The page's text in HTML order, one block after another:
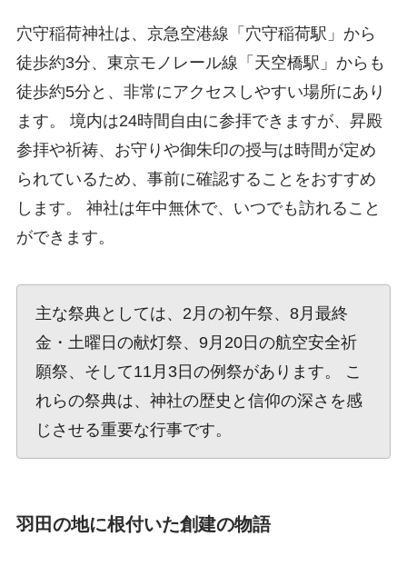
穴守稲荷神社は、京急空港線「穴守稲荷駅」から
徒歩約3分、東京モノレール線「天空橋駅」からも
徒歩約5分と、非常にアクセスしやすい場所にあり
ます。 境内は24時間自由に参拝できますが、昇殿
参拝や祈祷、お守りや御朱印の授与は時間が定め
られているため、事前に確認することをおすすめ
します。 神社は年中無休で、いつでも訪れること
ができます。
主な祭典としては、2月の初午祭、8月最終
金・土曜日の献灯祭、9月20日の航空安全祈
願祭、そして11月3日の例祭があります。 こ
れらの祭典は、神社の歴史と信仰の深さを感
じさせる重要な行事です。
羽田の地に根付いた創建の物語